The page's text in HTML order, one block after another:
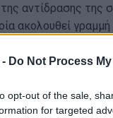
Do Not Process
opt-out of the sale,
for targeted
αντίδρασης της
ακολουθεί γραμμή
συνεργασία
Βορίδη.